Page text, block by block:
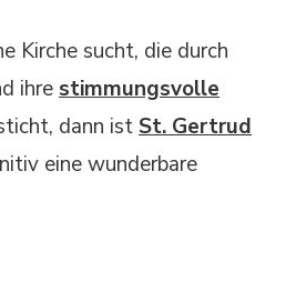
Kirche sucht, die durch
ihre stimmungsvolle
dann ist St. Gertrud
eine wunderbare